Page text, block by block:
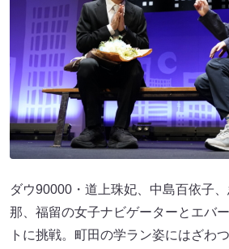
ダウ90000・道上珠妃、中島百依子
那、福留の女子ナビゲーターとエバ
トに挑戦。町田の学ラン姿にはざわ